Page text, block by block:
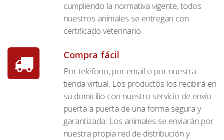
cumpliendo la normativa vigente, todos
nuestros animales se entregan con
certificado veterinario.
Compra fácil
Por teléfono, por email o por nuestra
tienda virtual. Los productos los recibirá en
su domicilio con nuestro servicio de envío
puerta a puerta de una forma segura y
garantizada. Los animales se enviarán por
nuestra propia red de distribución y